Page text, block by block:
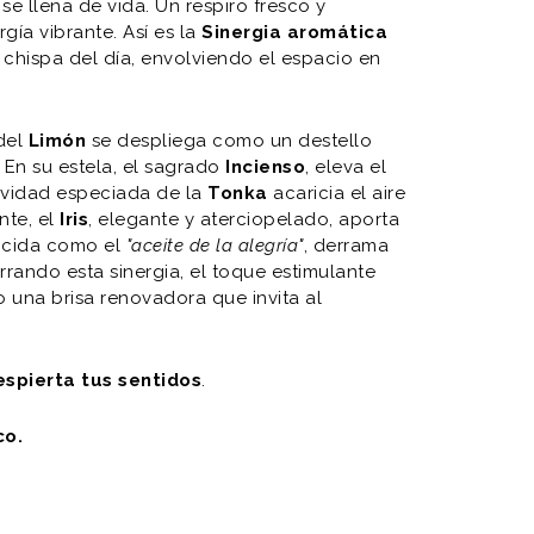
llena de vida. Un respiro fresco y
vibrante. Así es laSinergia aromática
del día, envolviendo el espacio en
Limón se despliega como un destello
su estela, el sagrado Incienso, eleva el
especiada de la Tonka acaricia el aire
el Iris, elegante y aterciopelado, aporta
como el "aceite de la alegría", derrama
esta sinergia, el toque estimulante
una brisa renovadora que invita al
tus sentidos.